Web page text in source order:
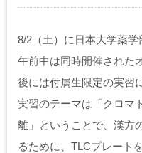
8/2（土）に日本大学薬学
午前中は同時開催された
後には付属生限定の実習
実習のテーマは「クロマ
離」ということで、漢方
るために、TLCプレート